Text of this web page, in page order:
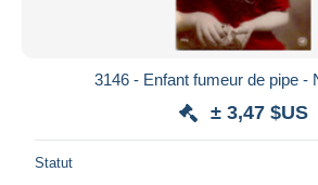
3146 - Enfant fumeur de pipe -
± 3,47 $US
Statut